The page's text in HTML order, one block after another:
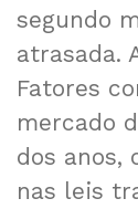
segundo
atrasada.
Fatores
mercado
dos anos,
nas leis